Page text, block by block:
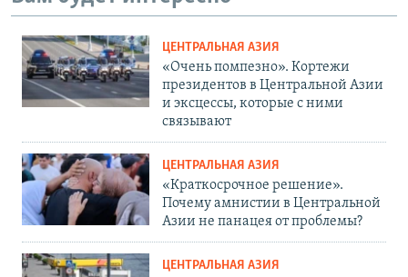
ЦЕНТРАЛЬНАЯ АЗИЯ
«Очень помпезно». Кортежи
президентов в Центральной Азии
и эксцессы, которые с ними
связывают
ЦЕНТРАЛЬНАЯ АЗИЯ
«Краткосрочное решение».
Почему амнистии в Центральной
Азии не панацея от проблемы?
ЦЕНТРАЛЬНАЯ АЗИЯ